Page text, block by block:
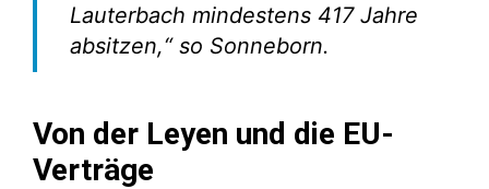
Lauterbach mindestens 417 Jahre
absitzen,“ so Sonneborn.
Von der Leyen und die EU-
Verträge